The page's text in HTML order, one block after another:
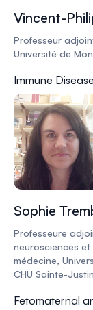
Vincent-
Professeur
Université de
Immune
Sophie
Professeure
neurosciences
médecine,
CHU Sainte-
Fetomaternal